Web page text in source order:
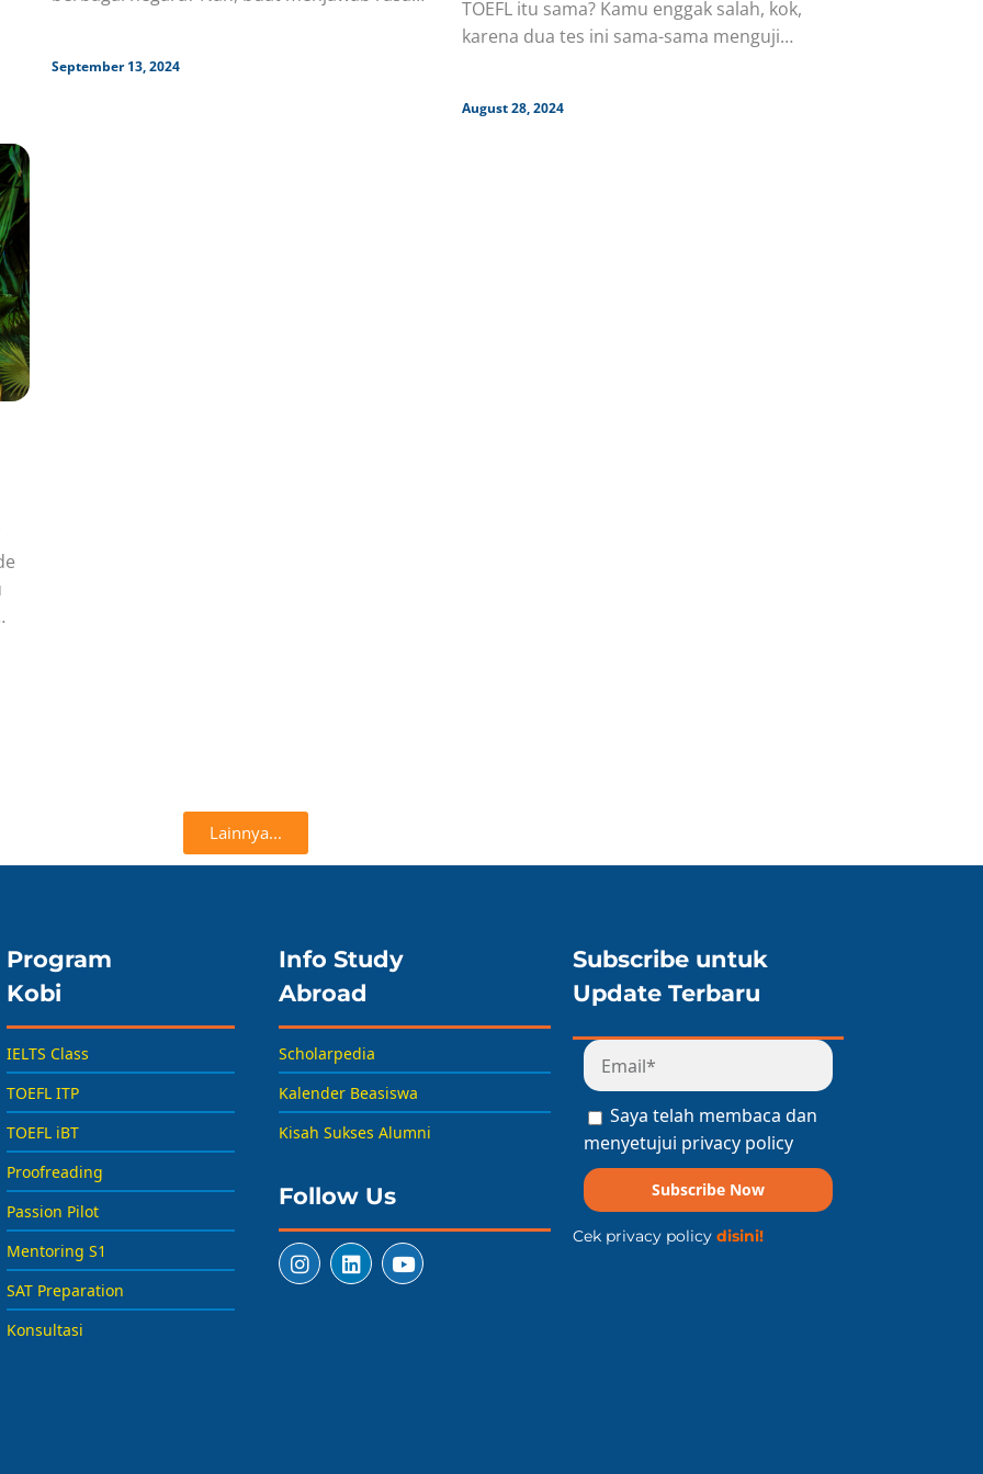
September 13, 2024
TOEFL itu sama? Kamu enggak salah, kok,
karena dua tes ini sama-sama menguji
August 28, 2024
Lainnya...
Program
Kobi
IELTS Class
TOEFL ITP
TOEFL iBT
Proofreading
Passion Pilot
Mentoring S1
SAT Preparation
Konsultasi
Info Study
Abroad
Scholarpedia
Kalender Beasiswa
Kisah Sukses Alumni
Follow Us
Subscribe untuk
Update Terbaru
Saya telah membaca dan
menyetujui privacy policy
Subscribe Now
Cek privacy policy disini!